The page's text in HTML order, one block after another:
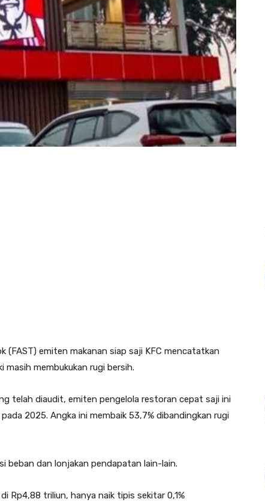
(FAST) emiten makanan siap saji KFC mencatatkan
masih membukukan rugi bersih.
telah diaudit, emiten pengelola restoran cepat saji ini
2025. Angka ini membaik 53,7% dibandingkan rugi
beban dan lonjakan pendapatan lain-lain.
Rp4,88 triliun, hanya naik tipis sekitar 0,1%